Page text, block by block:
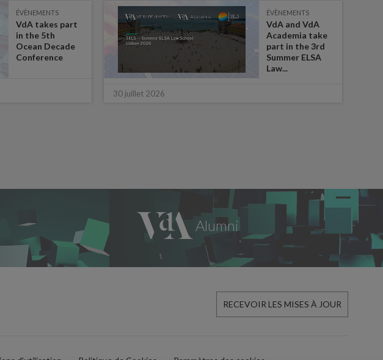
ÉVÈNEMENTS
VdA takes part
in the 5th
Ocean Decade
Conference
ÉVÈNEMENTS
VdA and VdA
Academia take
part in the 3rd
Summer ELSA
Law...
30 juillet 2026
RECEVOIR LES MISES À JOUR